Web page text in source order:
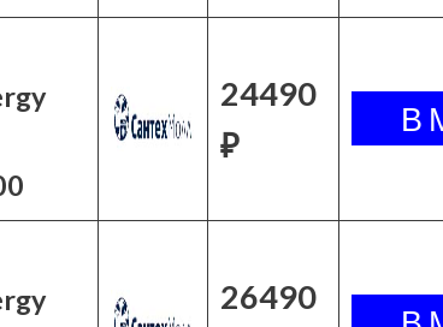
24490
₽
26490